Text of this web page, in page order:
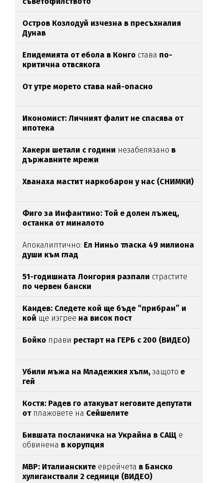
Остров Козлодуй изчезна в пресъхналия
Дунав
Епидемията от ебола в Конго става по-
критична отвсякога
От утре морето става най-опасно
Икономист: Личният фалит не спасява от
ипотека
Хакери шетали с години незабелязано в
държавните мрежи
Хванаха мастит наркобарон у нас (СНИМКИ)
Фиго за Инфантино: Той е долен лъжец,
останка от миналото
Апокалиптично: Ел Ниньо тласка 49 милиона
души към глад
51-годишната Лонгория разпали страстите
по червен бански
Кандев: Следете кой ще бъде “прибран” и
кой ще изгрее на висок пост
Бойко прави рестарт на ГЕРБ с 200 (ВИДЕО)
Убили мъжа на Младежкия хълм,защото е
гей
Костя: Радев го атакуват неговите депутати
отплажовете на Сейшелите
Бившата посланичка на Украйна в САЩ е
обвинена в корупция
МВР: Италианските еврейчета в Банско
хулиганствали 2 седмици (ВИДЕО)